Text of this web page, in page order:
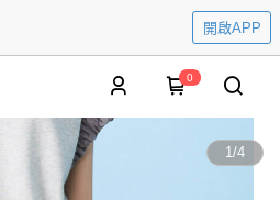
開啟APP
0
1/4